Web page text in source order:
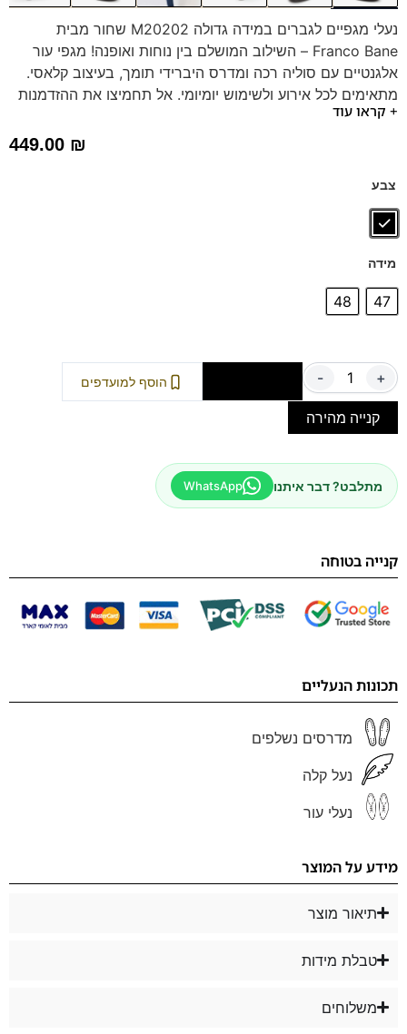
נעלי מגפיים לגברים במידה גדולה M20202 שחור מבית
Franco Bane – השילוב המושלם בין נוחות ואופנה! מגפי עור
אלגנטיים עם סוליה רכה ומדרס היברידי תומך, בעיצוב קלאסי.
מתאימים לכל אירוע ולשימוש יומיומי. אל תחמיצו את ההזדמנות
לחוות נוחות וסטייל ללא פשרות!
+ קראו עוד
449.00 ₪
צבע
מידה
47
48
- + הוסף למועדפים
קנייה מהירה
מתלבט? דבר איתנו WhatsApp
קנייה בטוחה
תכונות הנעליים
מדרסים נשלפים
נעל קלה
נעלי עור
מידע על המוצר
תיאור מוצר
טבלת מידות
משלוחים